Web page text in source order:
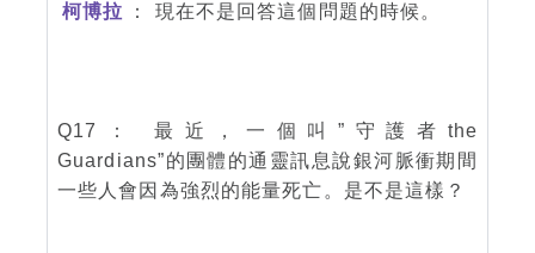
柯博拉 ： 現在不是回答這個問題的時候。
Q17： 最近，一個叫”守護者the
Guardians”的團體的通靈訊息說銀河脈衝期間
一些人會因為強烈的能量死亡。是不是這樣？